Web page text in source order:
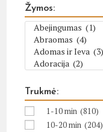
Žymos:
Trukmė:
1-10 min (810)
10-20 min (204)